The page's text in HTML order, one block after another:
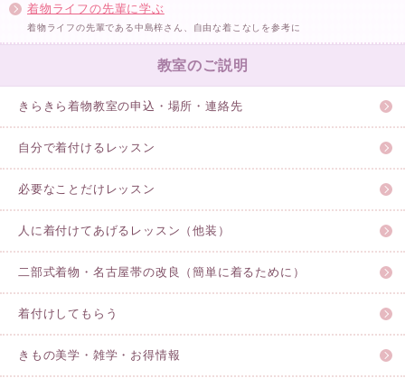
着物ライフの先輩に学ぶ
着物ライフの先輩である中島梓さん、自由な着こなしを参考に
教室のご説明
きらきら着物教室の申込・場所・連絡先
自分で着付けるレッスン
必要なことだけレッスン
人に着付けてあげるレッスン（他装）
二部式着物・名古屋帯の改良（簡単に着るために）
着付けしてもらう
きもの美学・雑学・お得情報